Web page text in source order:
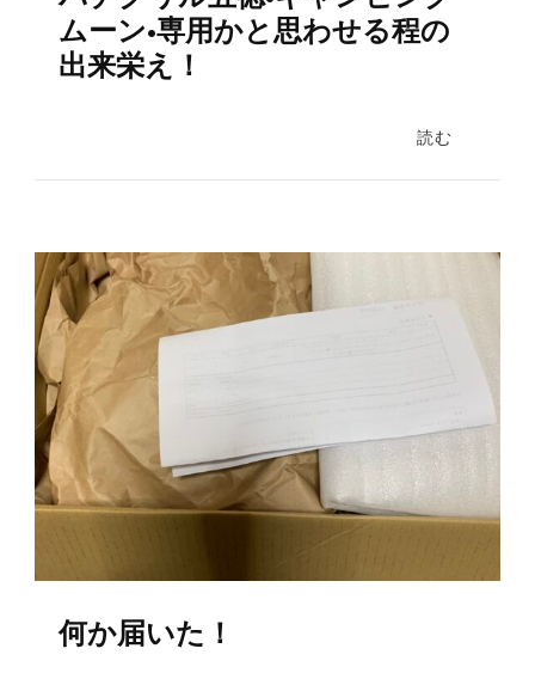
ムーン•専用かと思わせる程の
出来栄え！
読む
何か届いた！